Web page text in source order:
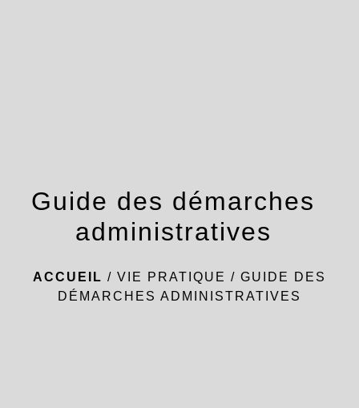
Guide des démarches
administratives
ACCUEIL / VIE PRATIQUE / GUIDE DES
DÉMARCHES ADMINISTRATIVES